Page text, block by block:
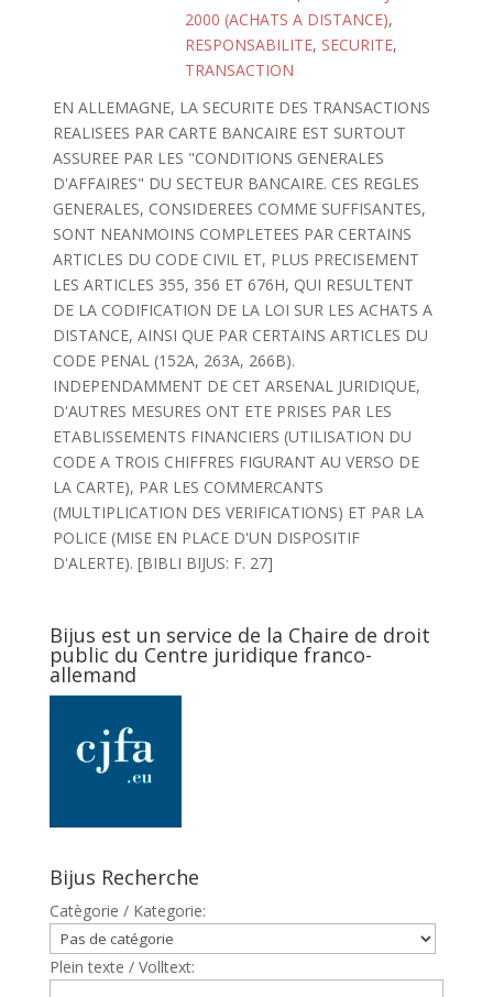
2000 (ACHATS A DISTANCE),
RESPONSABILITE, SECURITE,
TRANSACTION
EN ALLEMAGNE, LA SECURITE DES TRANSACTIONS
REALISEES PAR CARTE BANCAIRE EST SURTOUT
ASSUREE PAR LES "CONDITIONS GENERALES
D'AFFAIRES" DU SECTEUR BANCAIRE. CES REGLES
GENERALES, CONSIDEREES COMME SUFFISANTES,
SONT NEANMOINS COMPLETEES PAR CERTAINS
ARTICLES DU CODE CIVIL ET, PLUS PRECISEMENT
LES ARTICLES 355, 356 ET 676H, QUI RESULTENT
DE LA CODIFICATION DE LA LOI SUR LES ACHATS A
DISTANCE, AINSI QUE PAR CERTAINS ARTICLES DU
CODE PENAL (152A, 263A, 266B).
INDEPENDAMMENT DE CET ARSENAL JURIDIQUE,
D'AUTRES MESURES ONT ETE PRISES PAR LES
ETABLISSEMENTS FINANCIERS (UTILISATION DU
CODE A TROIS CHIFFRES FIGURANT AU VERSO DE
LA CARTE), PAR LES COMMERCANTS
(MULTIPLICATION DES VERIFICATIONS) ET PAR LA
POLICE (MISE EN PLACE D'UN DISPOSITIF
D'ALERTE). [BIBLI BIJUS: F. 27]
Bijus est un service de la Chaire de droit
public du Centre juridique franco-
allemand
Bijus Recherche
Catègorie / Kategorie:
Plein texte / Volltext: